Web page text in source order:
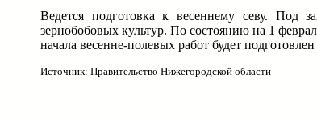
Ведется подготовка к весеннему севу. Под
зернобобовых культур. По состоянию на 1
начала весенне-полевых работ будет
Источник: Правительство Нижегородской области